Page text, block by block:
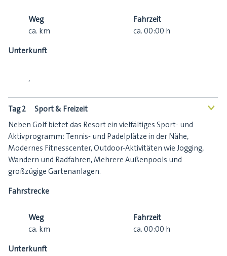
Weg
ca. km
Fahrzeit
ca. 00:00 h
Unterkunft
,
Tag 2 Sport & Freizeit <
Neben Golf bietet das Resort ein vielfältiges Sport- und
Aktivprogramm: Tennis- und Padelplätze in der Nähe,
Modernes Fitnesscenter, Outdoor-Aktivitäten wie Jogging,
Wandern und Radfahren, Mehrere Außenpools und
großzügige Gartenanlagen.
Fahrstrecke
Weg
ca. km
Fahrzeit
ca. 00:00 h
Unterkunft